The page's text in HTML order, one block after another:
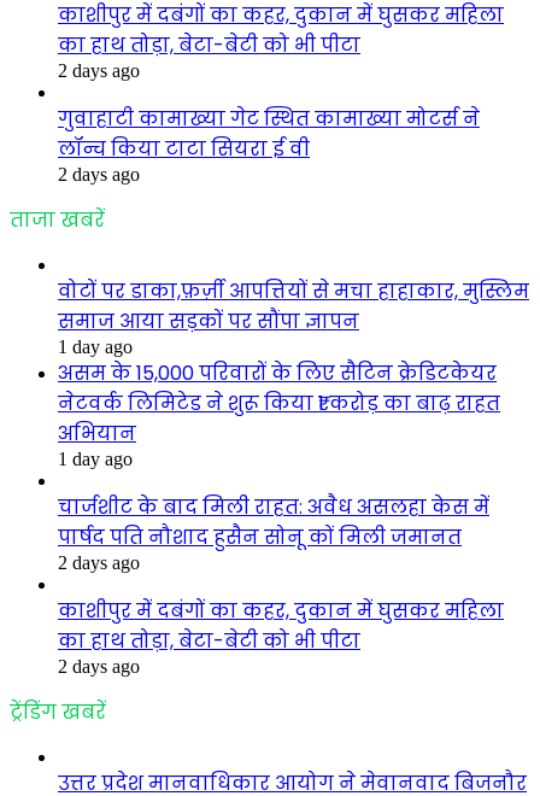
काशीपुर में दबंगों का कहर, दुकान में घुसकर महिला
का हाथ तोड़ा, बेटा-बेटी को भी पीटा
2 days ago
गुवाहाटी कामाख्या गेट स्थित कामाख्या मोटर्स ने
लॉन्च किया टाटा सियरा ई वी
2 days ago
ताजा खबरें
वोटों पर डाका,फ़र्ज़ी आपत्तियों से मचा हाहाकार, मुस्लिम
समाज आया सड़कों पर सौंपा ज्ञापन
1 day ago
असम के 15,000 परिवारों के लिए सैटिन क्रेडिटकेयर
नेटवर्क लिमिटेड ने शुरू किया ₹1 करोड़ का बाढ़ राहत
अभियान
1 day ago
चार्जशीट के बाद मिली राहत: अवैध असलहा केस में
पार्षद पति नौशाद हुसैन सोनू कों मिली जमानत
2 days ago
काशीपुर में दबंगों का कहर, दुकान में घुसकर महिला
का हाथ तोड़ा, बेटा-बेटी को भी पीटा
2 days ago
ट्रेंडिंग खबरें
उत्तर प्रदेश मानवाधिकार आयोग ने मेवानवाद बिजनौर